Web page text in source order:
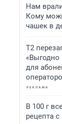
Нам
Кому
чашек в
Т2
«Выгодно
для
В 100 г
рецепта